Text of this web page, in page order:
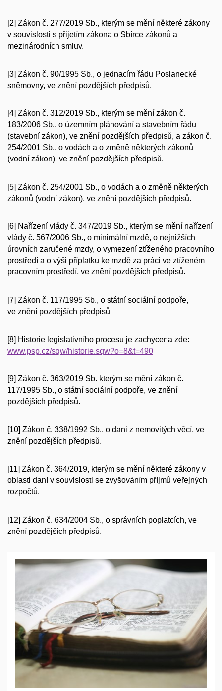
[2] Zákon č. 277/2019 Sb., kterým se mění některé zákony
v souvislosti s přijetím zákona o Sbírce zákonů a
mezinárodních smluv.
[3] Zákon č. 90/1995 Sb., o jednacím řádu Poslanecké
sněmovny, ve znění pozdějších předpisů.
[4] Zákon č. 312/2019 Sb., kterým se mění zákon č.
183/2006 Sb., o územním plánování a stavebním řádu
(stavební zákon), ve znění pozdějších předpisů, a zákon č.
254/2001 Sb., o vodách a o změně některých zákonů
(vodní zákon), ve znění pozdějších předpisů.
[5] Zákon č. 254/2001 Sb., o vodách a o změně některých
zákonů (vodní zákon), ve znění pozdějších předpisů.
[6] Nařízení vlády č. 347/2019 Sb., kterým se mění nařízení
vlády č. 567/2006 Sb., o minimální mzdě, o nejnižších
úrovních zaručené mzdy, o vymezení ztíženého pracovního
prostředí a o výši příplatku ke mzdě za práci ve ztíženém
pracovním prostředí, ve znění pozdějších předpisů.
[7] Zákon č. 117/1995 Sb., o státní sociální podpoře,
ve znění pozdějších předpisů.
[8] Historie legislativního procesu je zachycena zde:
www.psp.cz/sqw/historie.sqw?o=8&t=490
[9] Zákon č. 363/2019 Sb. kterým se mění zákon č.
117/1995 Sb., o státní sociální podpoře, ve znění
pozdějších předpisů.
[10] Zákon č. 338/1992 Sb., o dani z nemovitých věcí, ve
znění pozdějších předpisů.
[11] Zákon č. 364/2019, kterým se mění některé zákony v
oblasti daní v souvislosti se zvyšováním příjmů veřejných
rozpočtů.
[12] Zákon č. 634/2004 Sb., o správních poplatcích, ve
znění pozdějších předpisů.